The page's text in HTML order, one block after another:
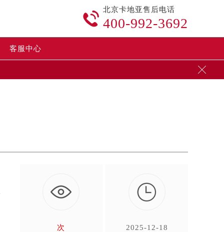

北京卡地亚售后电话
400-992-3692
客服中心

次

2025-12-18